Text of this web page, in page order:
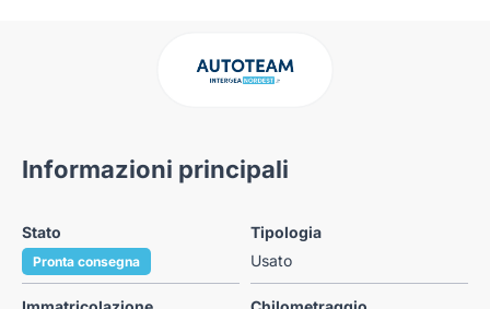
Informazioni principali
Stato
Pronta consegna
Tipologia
Usato